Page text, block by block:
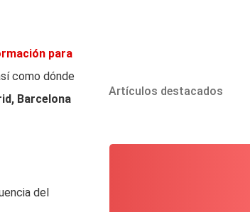
para
como dónde
Barcelona
del
Artículos destacados